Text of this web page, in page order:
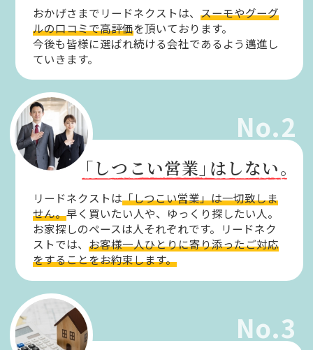
おかげさまでリードネクストは、スーモやグーグ
ルの口コミで高評価を頂いております。
今後も皆様に選ばれ続ける会社であるよう邁進し
ていきます。
No.2
「しつこい営業」はしない。
リードネクストは「しつこい営業」は一切致しま
せん。早く買いたい人や、ゆっくり探したい人。
お家探しのペースは人それぞれです。リードネク
ストでは、お客様一人ひとりに寄り添ったご対応
をすることをお約束します。
No.3